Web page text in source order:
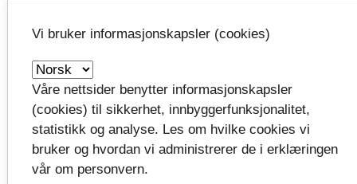
avdelingene. Det samme gjelder internlån i de
Lånere oppfordres til å kontakte sitt hjembibliotek for
å finne ut av om de kan få hjelp til fjernlån.
Fylkesbiblioteket jobber med avklaringer rundt bøker
i transit, økonomi og hvordan vi skal løse behovet for
Vi bruker informasjonskapsler (cookies)
Våre nettsider benytter informasjonskapsler
(cookies) til sikkerhet, innbyggerfunksjonalitet,
statistikk og analyse. Les om hvilke cookies vi
bruker og hvordan vi administrerer de i erklæringen
vår om personvern.